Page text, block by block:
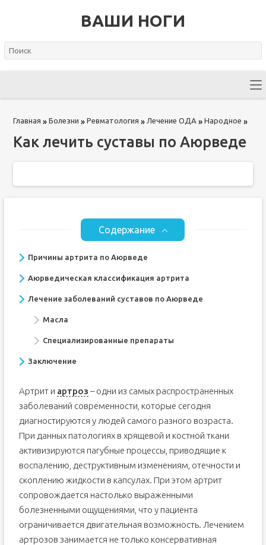
ВАШИ НОГИ
Главная » Болезни » Ревматология » Лечение ОДА» Народное »
Как лечить суставы по Аюрведе
Содержание
Причины артрита по Аюрведе
Аюрведическая классификация артрита
Лечение заболеваний суставов по Аюрведе
Масла
Специализированные препараты
Заключение
Артрит и артроз – одни из самых распространенных
заболеваний современности, которые сегодня
диагностируются у людей самого разного возраста.
При данных патологиях в хрящевой и костной ткани
активизируются пагубные процессы, приводящие к
воспалению, деструктивным изменениям, отечности и
скоплению жидкости в капсулах. При этом артрит
сопровождается настолько выраженными
болезненными ощущениями, что у пациента
ограничивается двигательная возможность. Лечением
артрозов занимается не только консервативная